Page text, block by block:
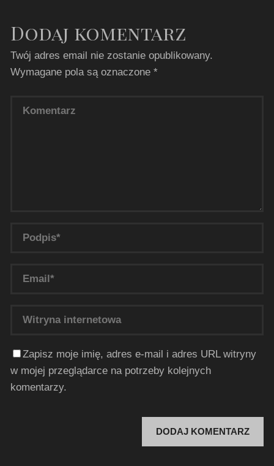
Dodaj komentarz
Twój adres email nie zostanie opublikowany.
Wymagane pola są oznaczone*
Zapisz moje imię, adres e-mail i adres URL witryny
w mojej przeglądarce na potrzeby kolejnych
komentarzy.